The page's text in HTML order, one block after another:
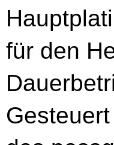
für den